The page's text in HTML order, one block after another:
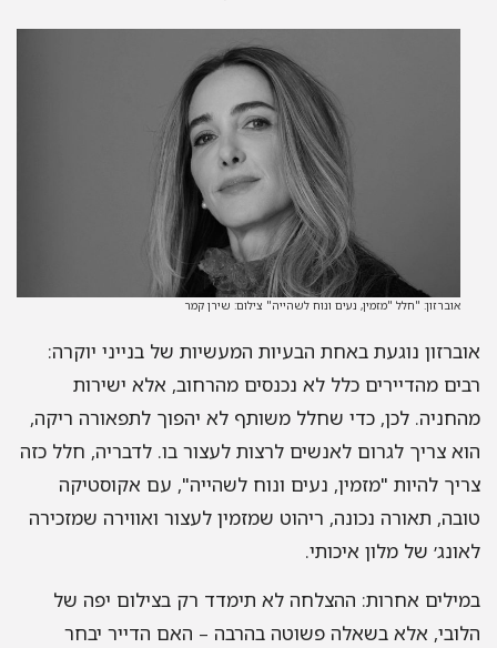
אוברזון: "חלל "מזמין, נעים ונוח לשהייה" צילום: שירן קמר
נוגעת באחת הבעיות המעשיות של בנייני יוקרה:
מהדיירים כלל לא נכנסים מהרחוב, אלא ישירות
לכן, כדי שחלל משותף לא יהפוך לתפאורה ריקה,
צריך לגרום לאנשים לרצות לעצור בו. לדבריה, חלל כזה
להיות "מזמין, נעים ונוח לשהייה", עם אקוסטיקה
תאורה נכונה, ריהוט שמזמין לעצור ואווירה שמזכירה
של מלון איכותי.
אחרות: ההצלחה לא תימדד רק בצילום יפה של
אלא בשאלה פשוטה בהרבה – האם הדייר יבחר